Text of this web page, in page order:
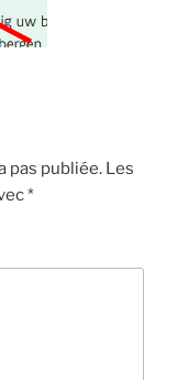
pas publiée. Les
*